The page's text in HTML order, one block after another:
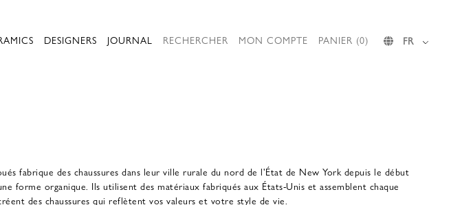
DESIGNERS JOURNAL RECHERCHER MON COMPTE PANIER (0) FR
fabrique des chaussures dans leur ville rurale du nord de l'État de New York depuis le début
forme organique. Ils utilisent des matériaux fabriqués aux États-Unis et assemblent chaque
des chaussures qui reflètent vos valeurs et votre style de vie.